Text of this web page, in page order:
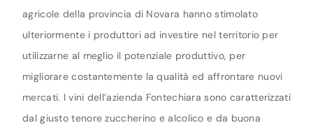
agricole della provincia di Novara hanno stimolato
ulteriormente i produttori ad investire nel territorio per
utilizzarne al meglio il potenziale produttivo, per
migliorare costantemente la qualità ed affrontare nuovi
mercati. I vini dell’azienda Fontechiara sono caratterizzati
dal giusto tenore zuccherino e alcolico e da buona